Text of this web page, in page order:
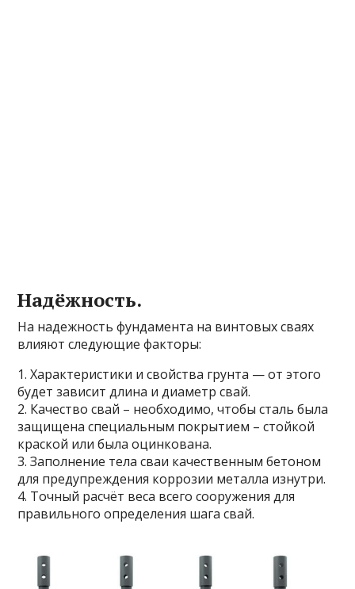
Надёжность.
На надежность фундамента на винтовых сваях
влияют следующие факторы:
1. Характеристики и свойства грунта — от этого
будет зависит длина и диаметр свай.
2. Качество свай – необходимо, чтобы сталь была
защищена специальным покрытием – стойкой
краской или была оцинкована.
3. Заполнение тела сваи качественным бетоном
для предупреждения коррозии металла изнутри.
4. Точный расчёт веса всего сооружения для
правильного определения шага свай.